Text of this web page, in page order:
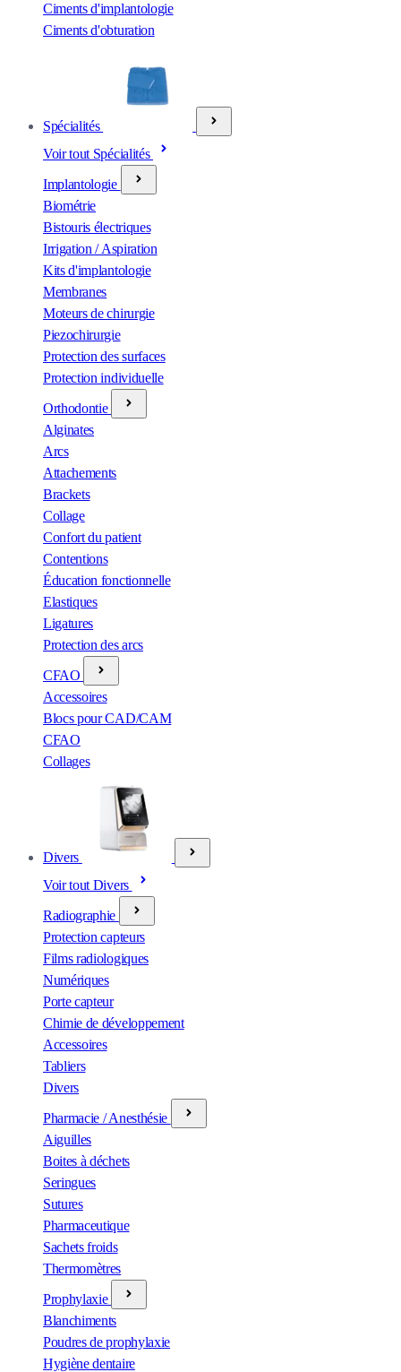
Ciments d'implantologie
Ciments d'obturation
Spécialités
Voir tout Spécialités
Implantologie
Biométrie
Bistouris électriques
Irrigation / Aspiration
Kits d'implantologie
Membranes
Moteurs de chirurgie
Piezochirurgie
Protection des surfaces
Protection individuelle
Orthodontie
Alginates
Arcs
Attachements
Brackets
Collage
Confort du patient
Contentions
Éducation fonctionnelle
Elastiques
Ligatures
Protection des arcs
CFAO
Accessoires
Blocs pour CAD/CAM
CFAO
Collages
Divers
Voir tout Divers
Radiographie
Protection capteurs
Films radiologiques
Numériques
Porte capteur
Chimie de développement
Accessoires
Tabliers
Divers
Pharmacie / Anesthésie
Aiguilles
Boites à déchets
Seringues
Sutures
Pharmaceutique
Sachets froids
Thermomètres
Prophylaxie
Blanchiments
Poudres de prophylaxie
Hygiène dentaire